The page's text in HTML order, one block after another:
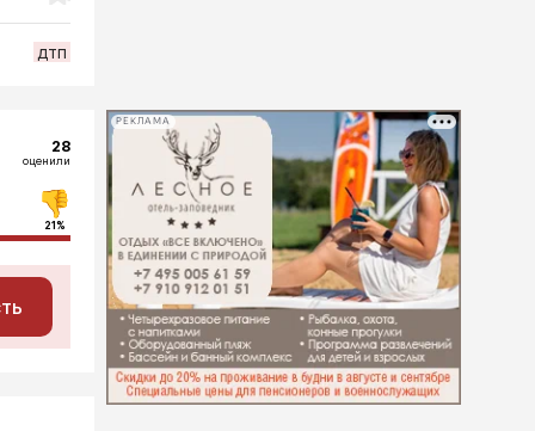
дтп
28
оценили
21%
РЕКЛАМА